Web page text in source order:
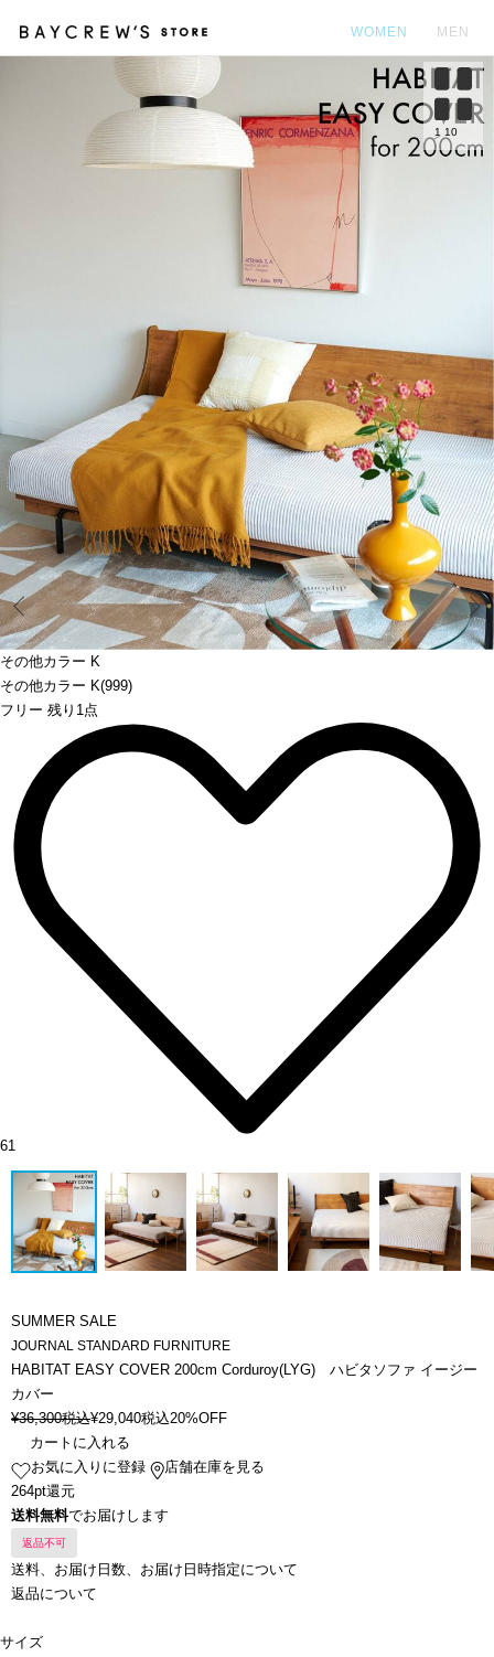
WOMEN MEN
その他カラー K
その他カラー K(999)
フリー 残り1点
Prev
1 10
61
SUMMER SALE
JOURNAL STANDARD FURNITURE
HABITAT EASY COVER 200cm Corduroy(LYG) ハビタソファ イージー
カバー
¥36,300税込¥29,040税込20%OFF
カートに入れる
お気に入りに登録
店舗在庫を見る
264pt還元
送料無料でお届けします
返品不可
送料、お届け日数、お届け日時指定について
返品について
サイズ